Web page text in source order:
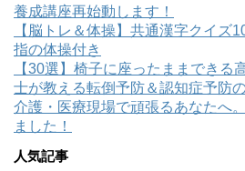
養成講座再始動します！
【脳トレ＆体操】共通漢字クイズ
指の体操付き
【30選】椅子に座ったままできる
士が教える転倒予防＆認知症予防
介護・医療現場で頑張るあなたへ
ました！
人気記事